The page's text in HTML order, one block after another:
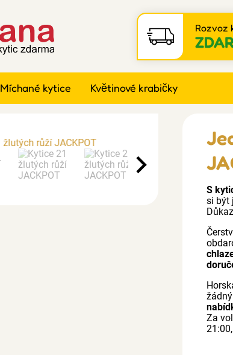
Rozvoz
Míchané kytice Květinové krabičky
S
si být
Za